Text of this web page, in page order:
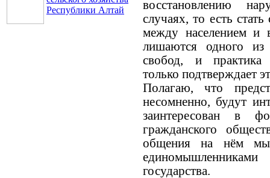
Республики Алтай
восстановлению
случаях, то есть
между населением и
лишаются одного
свобод, и практика
только подтверждает
Полагаю, что
несомненно, будут
заинтересован в
гражданского
общения на нём
государства.